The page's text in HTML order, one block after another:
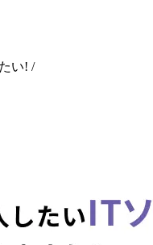
い! /